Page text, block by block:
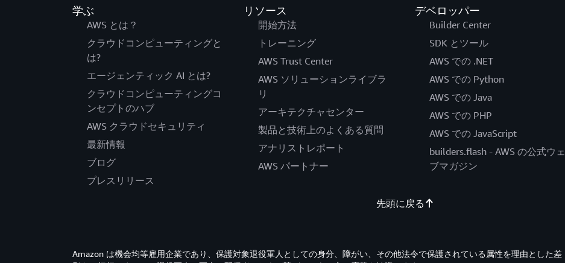
学ぶ
AWS とは？
クラウドコンピューティングと
は?
エージェンティック AI とは?
クラウドコンピューティングコ
ンセプトのハブ
AWS クラウドセキュリティ
最新情報
ブログ
プレスリリース
リソース
開始方法
トレーニング
AWS Trust Center
AWS ソリューションライブラ
リ
アーキテクチャセンター
製品と技術上のよくある質問
アナリストレポート
AWS パートナー
デベロッパー
Builder Center
SDK とツール
AWS での .NET
AWS での Python
AWS での Java
AWS での PHP
AWS での JavaScript
builders.flash - AWS の公式ウェ
ブマガジン
先頭に戻る
Amazon は機会均等雇用企業であり、保護対象退役軍人としての身分、障がい、その他法令で保護されている属性を理由とした差